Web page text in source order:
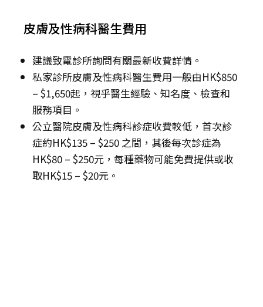
皮膚及性病科醫生費用
建議致電診所詢問有關最新收費詳情。
私家診所皮膚及性病科醫生費用一般由HK$850
– $1,650起，視乎醫生經驗、知名度、檢查和
服務項目。
公立醫院皮膚及性病科診症收費較低，首次診
症約HK$135 – $250 之間，其後每次診症為
HK$80 – $250元，每種藥物可能免費提供或收
取HK$15 – $20元。